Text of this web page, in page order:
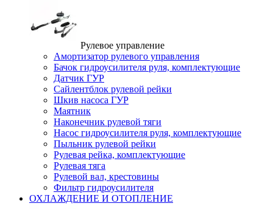
Рулевое управление
Амортизатор рулевого управления
Бачок гидроусилителя руля, комплектующие
Датчик ГУР
Сайлентблок рулевой рейки
Шкив насоса ГУР
Маятник
Наконечник рулевой тяги
Насос гидроусилителя руля, комплектующие
Пыльник рулевой рейки
Рулевая рейка, комплектующие
Рулевая тяга
Рулевой вал, крестовины
Фильтр гидроусилителя
ОХЛАЖДЕНИЕ И ОТОПЛЕНИЕ